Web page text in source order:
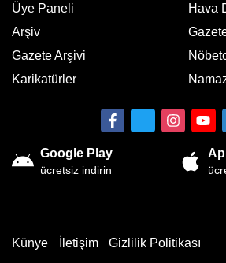
Üye Paneli
Arşiv
Gazete Arşivi
Karikatürler
Hava
Google Play
ücretsiz indirin
Künye İletişim Gizlilik Politikası